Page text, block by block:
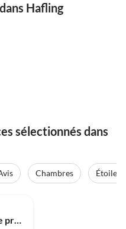
Hafling
sélectionnés dans
Chambres
Étoiles